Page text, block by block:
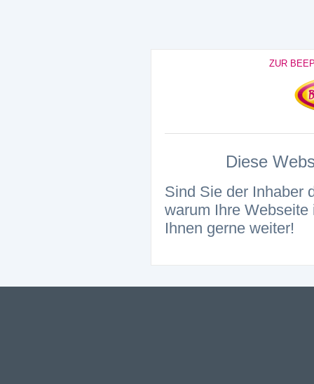
ZUR
Diese
Sind Sie der Inhaber
warum Ihre
Ihnen gerne weiter!